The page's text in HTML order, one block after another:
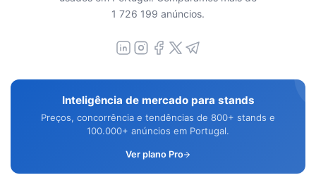
1 726 199 anúncios.
Inteligência de mercado para stands
Preços, concorrência e tendências de 800+ stands e
100.000+ anúncios em Portugal.
Ver plano Pro